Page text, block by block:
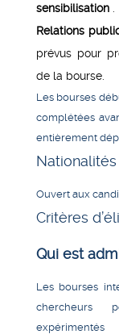
sensibilisation
Relations
prévus pour
de la bourse.
Les bourses
complétées
entièrement
Ouvert aux
Critères
Qui est
Les bourses
chercheurs